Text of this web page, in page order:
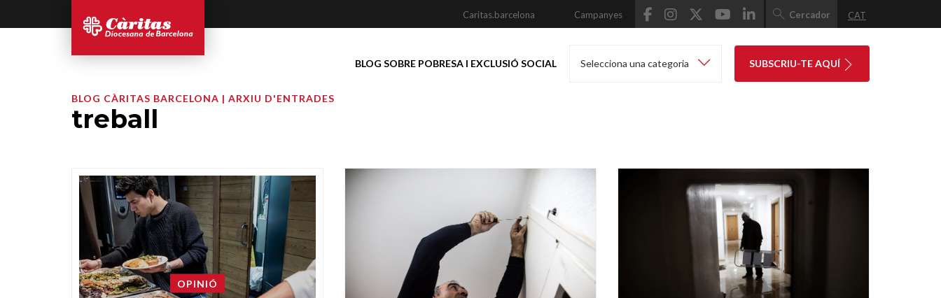
Caritas.barcelona Campanyes Cercador CAT
BLOG SOBRE POBRESA I EXCLUSIÓ SOCIAL Selecciona una categoria SUBSCRIU-TE AQUÍ
BLOG CÀRITAS BARCELONA | ARXIU D'ENTRADES
treball
OPINIÓ